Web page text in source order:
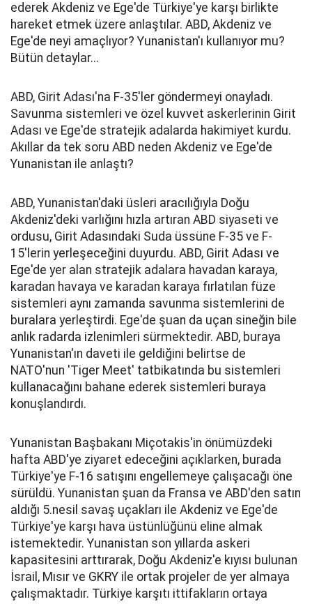
ederek Akdeniz ve Ege'de Türkiye'ye karşı birlikte
hareket etmek üzere anlaştılar. ABD, Akdeniz ve
Ege'de neyi amaçlıyor? Yunanistan'ı kullanıyor mu?
Bütün detaylar...
ABD, Girit Adası'na F-35'ler göndermeyi onayladı.
Savunma sistemleri ve özel kuvvet askerlerinin Girit
Adası ve Ege'de stratejik adalarda hakimiyet kurdu.
Akıllar da tek soru ABD neden Akdeniz ve Ege'de
Yunanistan ile anlaştı?
ABD, Yunanistan'daki üsleri aracılığıyla Doğu
Akdeniz'deki varlığını hızla artıran ABD siyaseti ve
ordusu, Girit Adasındaki Suda üssüne F-35 ve F-
15'lerin yerleşeceğini duyurdu. ABD, Girit Adası ve
Ege'de yer alan stratejik adalara havadan karaya,
karadan havaya ve karadan karaya fırlatılan füze
sistemleri aynı zamanda savunma sistemlerini de
buralara yerleştirdi. Ege'de şuan da uçan sineğin bile
anlık radarda izlenimleri sürmektedir. ABD, buraya
Yunanistan'ın daveti ile geldiğini belirtse de
NATO'nun 'Tiger Meet' tatbikatında bu sistemleri
kullanacağını bahane ederek sistemleri buraya
konuşlandırdı.
Yunanistan Başbakanı Miçotakis'in önümüzdeki
hafta ABD'ye ziyaret edeceğini açıklarken, burada
Türkiye'ye F-16 satışını engellemeye çalışacağı öne
sürüldü. Yunanistan şuan da Fransa ve ABD'den satın
aldığı 5.nesil savaş uçakları ile Akdeniz ve Ege'de
Türkiye'ye karşı hava üstünlüğünü eline almak
istemektedir. Yunanistan son yıllarda askeri
kapasitesini arttırarak, Doğu Akdeniz'e kıyısı bulunan
İsrail, Mısır ve GKRY ile ortak projeler de yer almaya
çalışmaktadır. Türkiye karşıtı ittifakların ortaya